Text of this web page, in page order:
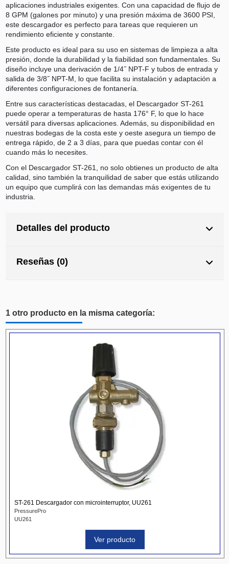
aplicaciones industriales exigentes. Con una capacidad de flujo de
8 GPM (galones por minuto) y una presión máxima de 3600 PSI,
este descargador es perfecto para tareas que requieren un
rendimiento eficiente y constante.
Este producto es ideal para su uso en sistemas de limpieza a alta
presión, donde la durabilidad y la fiabilidad son fundamentales. Su
diseño incluye una derivación de 1/4˝ NPT-F y tubos de entrada y
salida de 3/8˝ NPT-M, lo que facilita su instalación y adaptación a
diferentes configuraciones de fontanería.
Entre sus características destacadas, el Descargador ST-261
puede operar a temperaturas de hasta 176° F, lo que lo hace
versátil para diversas aplicaciones. Además, su disponibilidad en
nuestras bodegas de la costa este y oeste asegura un tiempo de
entrega rápido, de 2 a 3 días, para que puedas contar con él
cuando más lo necesites.
Con el Descargador ST-261, no solo obtienes un producto de alta
calidad, sino también la tranquilidad de saber que estás utilizando
un equipo que cumplirá con las demandas más exigentes de tu
industria.
Detalles del producto
Reseñas (0)
1 otro producto en la misma categoría:
ST-261 Descargador con microinterruptor, UU261
PressurePro
UU261
Ver producto